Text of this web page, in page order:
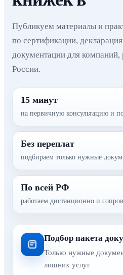
Публикуем материалы и
по сертификации,
документации для
России.
15 минут
на первичную консультацию и
Без переплат
подбираем только нужные
По всей РФ
работаем дистанционно и
Подбор пакета
Только нужные
лишних услуг